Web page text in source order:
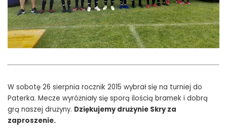
W sobotę 26 sierpnia rocznik 2015 wybrał się na turniej do
Paterka. Mecze wyróżniały się sporą ilością bramek i dobrą
grą naszej drużyny. Dziękujemy drużynie Skry za
zaproszenie.